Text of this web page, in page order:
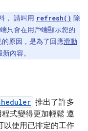
， 請叫用 refresh() 除
只會在用戶端顯示您的
原因，是為了回應滑動
內容。
推出了許多
式變得更加輕鬆 遵
以使用已排定的工作